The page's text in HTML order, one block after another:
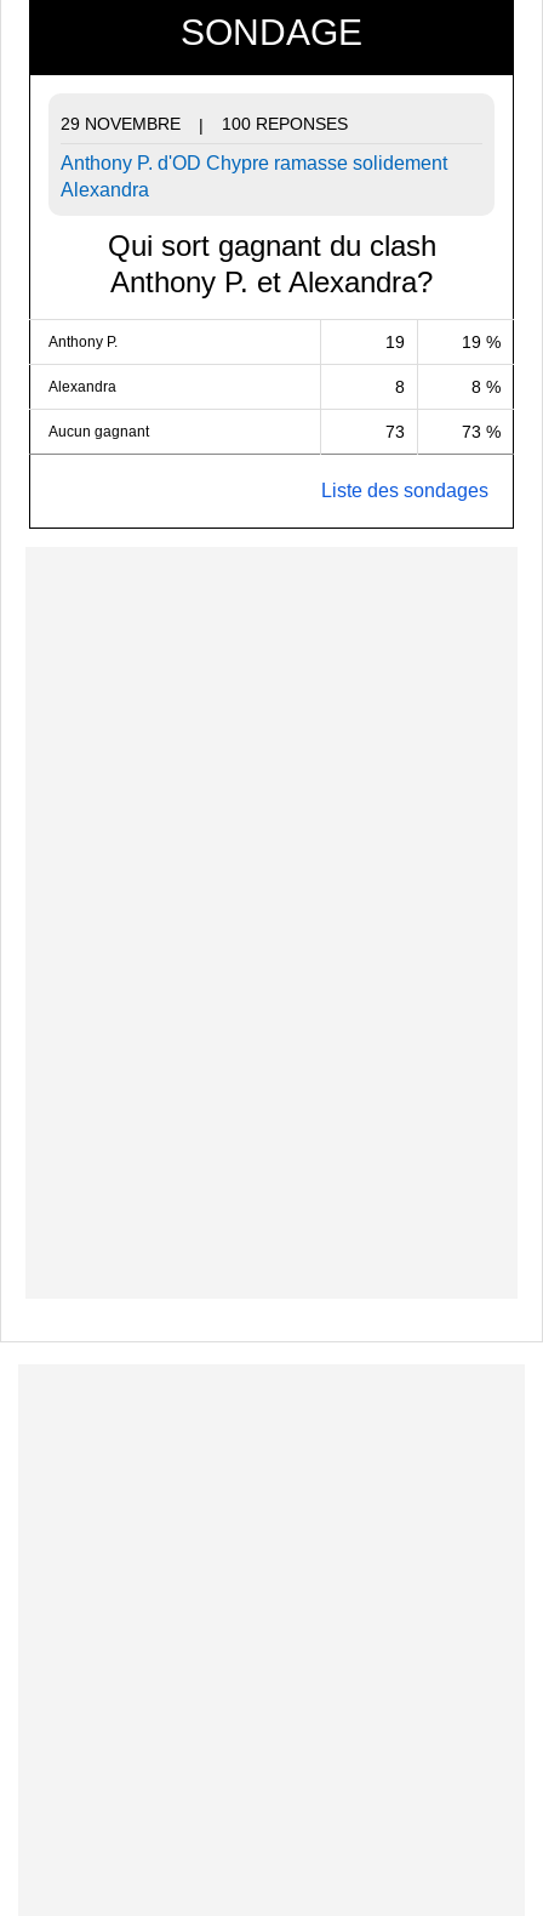
SONDAGE
29 NOVEMBRE | 100 REPONSES
Anthony P. d'OD Chypre ramasse solidement
Alexandra
Qui sort gagnant du clash
Anthony P. et Alexandra?
Anthony P. 19 19 %
Alexandra 8 8 %
Aucun gagnant 73 73 %
Liste des sondages